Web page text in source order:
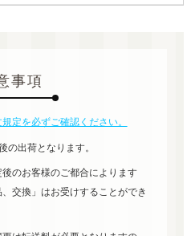
事項
定を必ずご確認ください。
の出荷となります。
のお客様のご都合によります
、交換」はお受けすることができ